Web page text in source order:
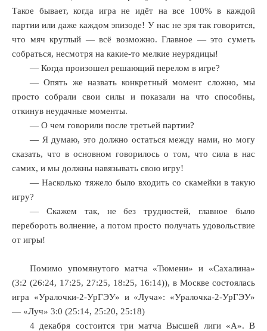
Такое бывает, когда игра не идёт на все 100% в каждой
партии или даже каждом эпизоде! У нас не зря так говорится,
что мяч круглый — всё возможно. Главное — это суметь
собраться, несмотря на какие-то мелкие неурядицы!
— Когда произошел решающий перелом в игре?
— Опять же назвать конкретный момент сложно, мы
просто собрали свои силы и показали на что способны,
откинув неудачные моменты.
— О чем говорили после третьей партии?
— Я думаю, это должно остаться между нами, но могу
сказать, что в основном говорилось о том, что сила в нас
самих, и мы должны навязывать свою игру!
— Насколько тяжело было входить со скамейки в такую
игру?
— Скажем так, не без трудностей, главное было
перебороть волнение, а потом просто получать удовольствие
от игры!
Помимо упомянутого матча «Тюмени» и «Сахалина»
(3:2 (26:24, 17:25, 27:25, 18:25, 16:14)), в Москве состоялась
игра «Уралочки-2-УрГЭУ» и «Луча»: «Уралочка-2-УрГЭУ»
— «Луч» 3:0 (25:14, 25:20, 25:18)
4 декабря состоится три матча Высшей лиги «А». В